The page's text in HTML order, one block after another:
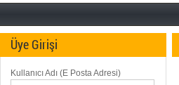
Üye Girişi
Kullanıcı Adı (E Posta Adresi)